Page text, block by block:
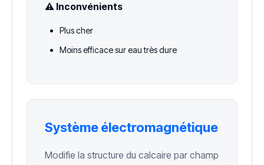
⚠️ Inconvénients
Plus cher
Moins efficace sur eau très dure
Système électromagnétique
Modifie la structure du calcaire par champ